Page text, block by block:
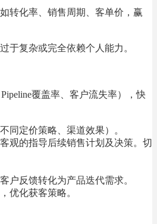
转化率、销售周期、客单价，赢
于复杂或完全依赖个人能力。
覆盖率、客户流失率），快
同定价策略、渠道效果）。
观的指导后续销售计划及决策。切
户反馈转化为产品迭代需求。
优化获客策略。